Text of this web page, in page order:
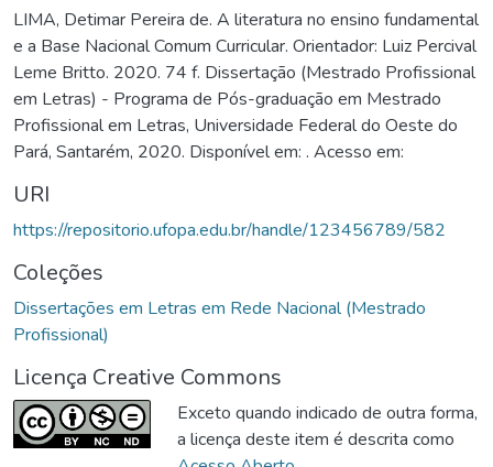
LIMA, Detimar Pereira de. A literatura no ensino fundamental
e a Base Nacional Comum Curricular. Orientador: Luiz Percival
Leme Britto. 2020. 74 f. Dissertação (Mestrado Profissional
em Letras) - Programa de Pós-graduação em Mestrado
Profissional em Letras, Universidade Federal do Oeste do
Pará, Santarém, 2020. Disponível em: . Acesso em:
URI
https://repositorio.ufopa.edu.br/handle/123456789/582
Coleções
Dissertações em Letras em Rede Nacional (Mestrado
Profissional)
Licença Creative Commons
Exceto quando indicado de outra forma,
a licença deste item é descrita como